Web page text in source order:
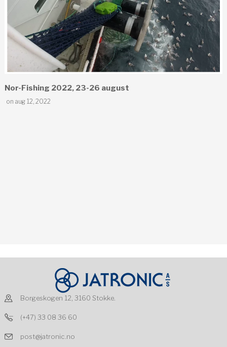
Nor-Fishing 2022, 23-26 august
on aug 12, 2022
Borgeskogen 12, 3160 Stokke.
(+47) 33 08 36 60
post@jatronic.no